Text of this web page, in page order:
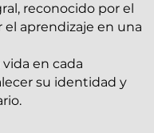
reconocido por el
aprendizaje en una
en cada
su identidad y